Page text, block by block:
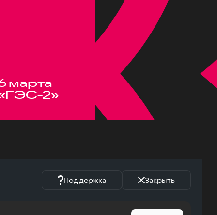
марта
2»
Поддержка Закрыть